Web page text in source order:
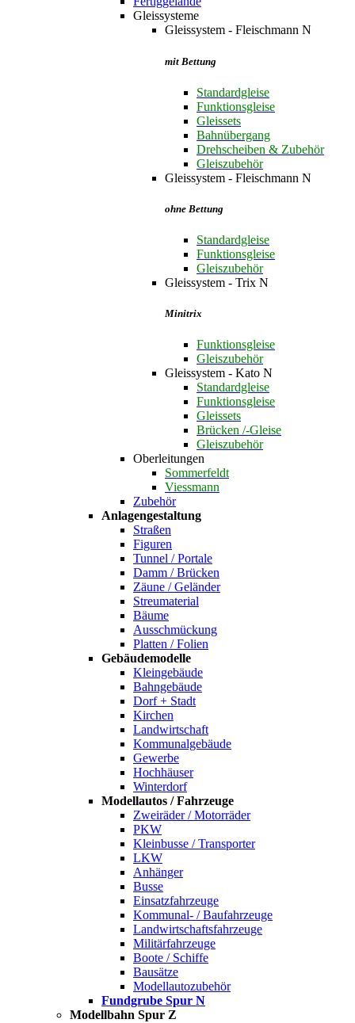
Gleissysteme
Gleissystem - Fleischmann N
mit Bettung
Standardgleise
Funktionsgleise
Gleissets
Bahnübergang
Drehscheiben & Zubehör
Gleiszubehör
Gleissystem - Fleischmann N
ohne Bettung
Standardgleise
Funktionsgleise
Gleiszubehör
Gleissystem - Trix N
Minitrix
Funktionsgleise
Gleiszubehör
Gleissystem - Kato N
Standardgleise
Funktionsgleise
Gleissets
Brücken /-Gleise
Gleiszubehör
Oberleitungen
Sommerfeldt
Viessmann
Zubehör
Anlagengestaltung
Straßen
Figuren
Tunnel / Portale
Damm / Brücken
Zäune / Geländer
Streumaterial
Bäume
Ausschmückung
Platten / Folien
Gebäudemodelle
Kleingebäude
Bahngebäude
Dorf + Stadt
Kirchen
Landwirtschaft
Kommunalgebäude
Gewerbe
Hochhäuser
Winterdorf
Modellautos / Fahrzeuge
Zweiräder / Motorräder
PKW
Kleinbusse / Transporter
LKW
Anhänger
Busse
Einsatzfahrzeuge
Kommunal- / Baufahrzeuge
Landwirtschaftsfahrzeuge
Militärfahrzeuge
Boote / Schiffe
Bausätze
Modellautozubehör
Fundgrube Spur N
Modellbahn Spur Z